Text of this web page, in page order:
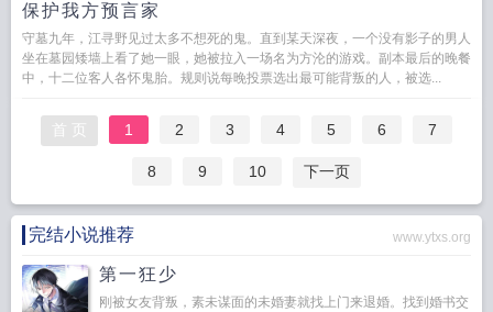
保护我方预言家
守墓九年，江寻野见过太多不想死的鬼。直到某天深夜，一个没有影子的男人
坐在墓园矮墙上看了她一眼，她被拉入一场名为方沦的游戏。副本最后的晚餐
中，十二位客人各怀鬼胎。规则说每晚投票选出最可能背叛的人，被选...
首 页 1 2 3 4 5 6 7
8 9 10 下一页
完结小说推荐 www.ytxs.org
第一狂少
刚被女友背叛，素未谋面的未婚妻就找上门来退婚。找到婚书交